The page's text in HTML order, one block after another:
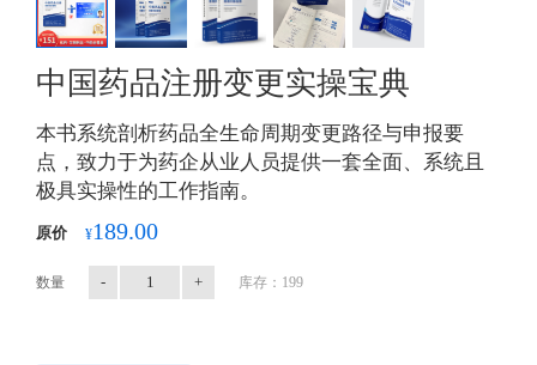
中国药品注册变更实操宝典
本书系统剖析药品全生命周期变更路径与申报要
点，致力于为药企从业人员提供一套全面、系统且
极具实操性的工作指南。
原价 ¥189.00
数量 - + 库存：199